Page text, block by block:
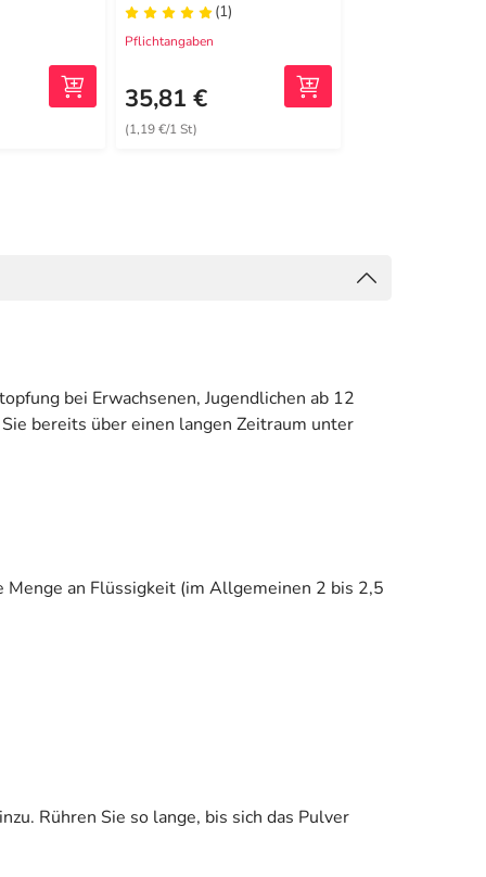
(1)
Pflichtangaben
35,81 €
(1,19 €/1 St)
bei Erwachsenen, Jugendlichen ab 12
bereits über einen langen Zeitraum unter
an Flüssigkeit (im Allgemeinen 2 bis 2,5
Rühren Sie so lange, bis sich das Pulver